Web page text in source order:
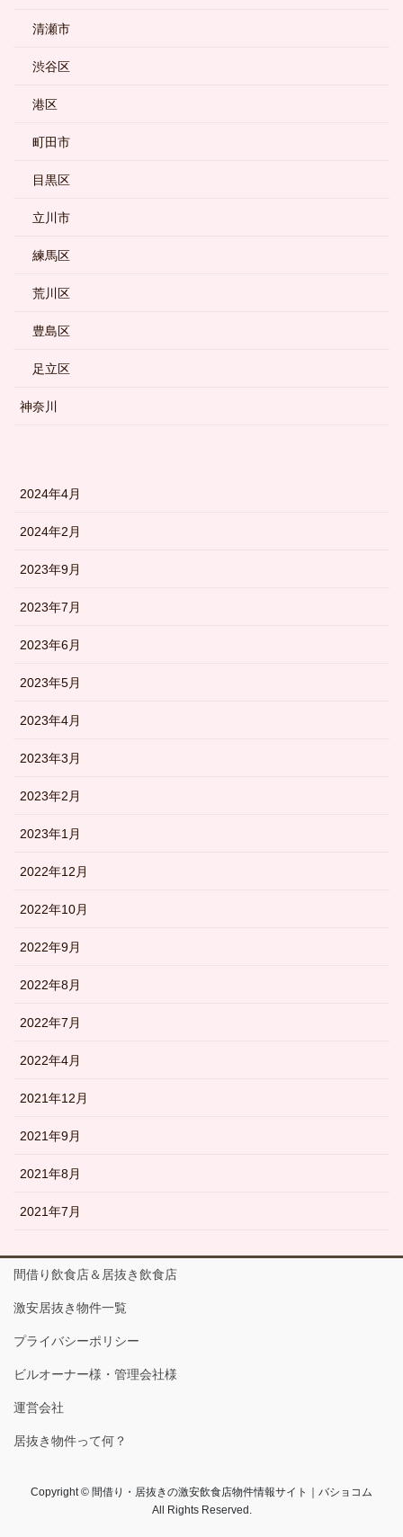
清瀬市
渋谷区
港区
町田市
目黒区
立川市
練馬区
荒川区
豊島区
足立区
神奈川
2024年4月
2024年2月
2023年9月
2023年7月
2023年6月
2023年5月
2023年4月
2023年3月
2023年2月
2023年1月
2022年12月
2022年10月
2022年9月
2022年8月
2022年7月
2022年4月
2021年12月
2021年9月
2021年8月
2021年7月
間借り飲食店＆居抜き飲食店
激安居抜き物件一覧
プライバシーポリシー
ビルオーナー様・管理会社様
運営会社
居抜き物件って何？
Copyright © 間借り・居抜きの激安飲食店物件情報サイト｜バショコム
All Rights Reserved.